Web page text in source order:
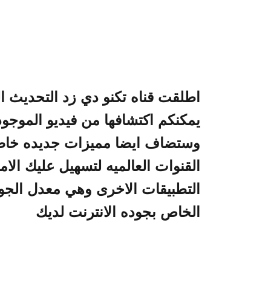
يمكنكم اكتشافها من فيديو
وستضاف ايضا مميزات جديده
القنوات العالميه لتسهيل عليك
الخاص بجوده الانترنت لديك